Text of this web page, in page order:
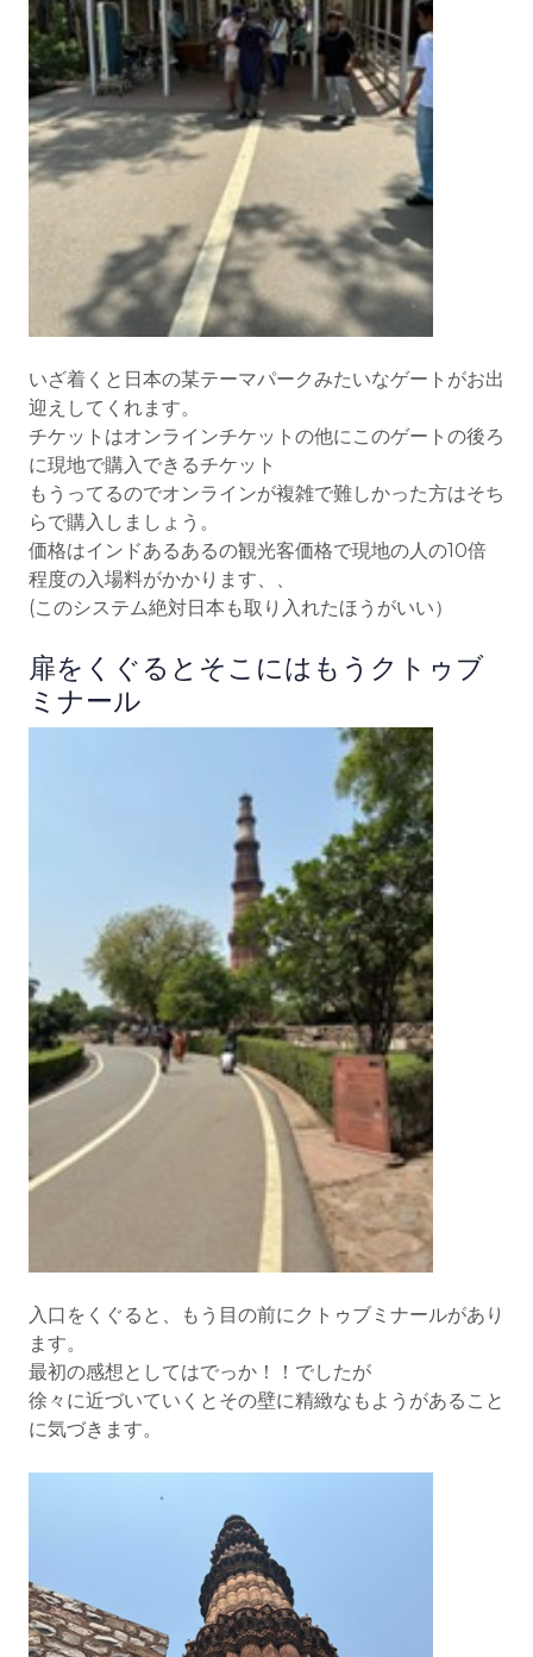
いざ着くと日本の某テーマパークみたいなゲートがお出
迎えしてくれます。
チケットはオンラインチケットの他にこのゲートの後ろ
に現地で購入できるチケット
もうってるのでオンラインが複雑で難しかった方はそち
らで購入しましょう。
価格はインドあるあるの観光客価格で現地の人の10倍
程度の入場料がかかります、、
(このシステム絶対日本も取り入れたほうがいい）
扉をくぐるとそこにはもうクトゥブ
ミナール
入口をくぐると、もう目の前にクトゥブミナールがあり
ます。
最初の感想としてはでっか！！でしたが
徐々に近づいていくとその壁に精緻なもようがあること
に気づきます。